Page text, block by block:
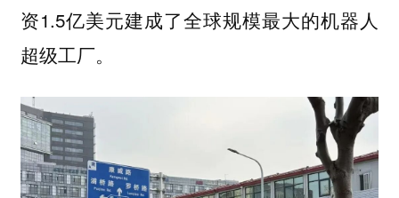
资1.5亿美元建成了全球规模最大的机器人
超级工厂。